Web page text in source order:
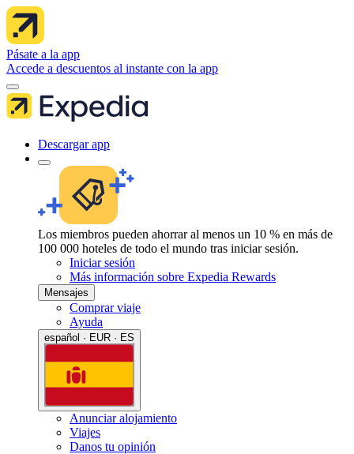
Pásate a la app
Accede a descuentos al instante con la app
Descargar app
Los miembros pueden ahorrar al menos un 10 % en más de
100 000 hoteles de todo el mundo tras iniciar sesión.
Iniciar sesión
Más información sobre Expedia Rewards
Mensajes
Comprar viaje
Ayuda
español · EUR · ES
Anunciar alojamiento
Viajes
Danos tu opinión